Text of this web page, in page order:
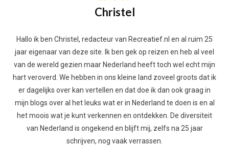
Christel
Hallo ik ben Christel, redacteur van Recreatief.nl en al ruim 25
jaar eigenaar van deze site. Ik ben gek op reizen en heb al veel
van de wereld gezien maar Nederland heeft toch wel echt mijn
hart veroverd. We hebben in ons kleine land zoveel groots dat ik
er dagelijks over kan vertellen en dat doe ik dan ook graag in
mijn blogs over al het leuks wat er in Nederland te doen is en al
het moois wat je kunt verkennen en ontdekken. De diversiteit
van Nederland is ongekend en blijft mij, zelfs na 25 jaar
schrijven, nog vaak verrassen.